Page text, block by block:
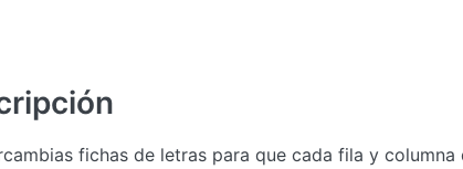
fichas de letras para que cada fila y columna